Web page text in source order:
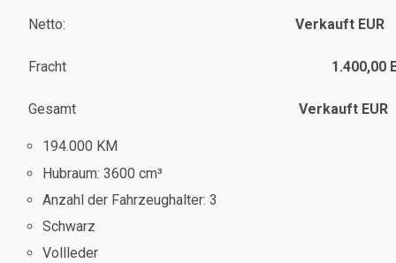
Netto: Verkauft EUR
Fracht 1.400,00
Gesamt Verkauft EUR
194.000 KM
Hubraum: 3600 cm³
Anzahl der Fahrzeughalter: 3
Schwarz
Vollleder